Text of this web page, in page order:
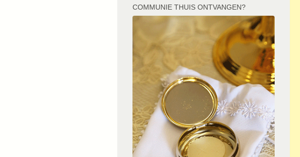
COMMUNIE THUIS ONTVANGEN?